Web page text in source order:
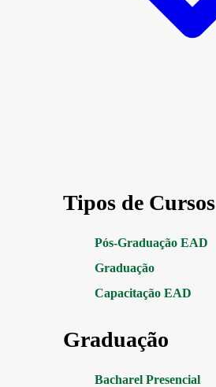
Tipos de Cursos
Pós-Graduação EAD
Graduação
Capacitação EAD
Graduação
Bacharel Presencial